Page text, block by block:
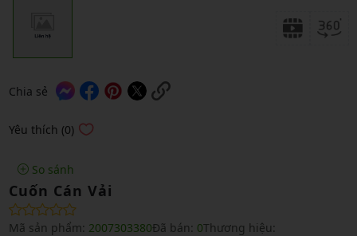
Chia sẻ
Yêu thích (0)
So sánh
Cuốn Cán Vải
Mã sản phẩm: 2007303380Đã bán: 0Thương hiệu: